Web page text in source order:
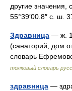
другие значения,
55°39′00.8″ с. ш.
Здравница — ж.
(санаторий, дом
словарь
толковый словарь
здравница —